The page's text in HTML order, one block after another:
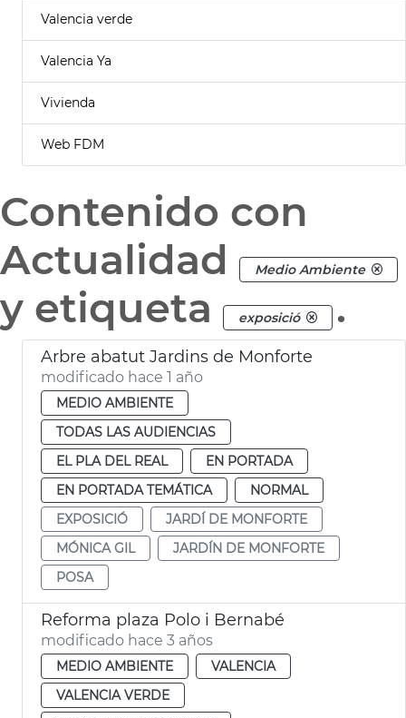
Valencia verde
Valencia Ya
Vivienda
Web FDM
Contenido con
Actualidad
Medio Ambiente
y etiqueta exposició .
Arbre abatut Jardins de Monforte
modificado hace 1 año
MEDIO AMBIENTE
TODAS LAS AUDIENCIAS
EL PLA DEL REAL
EN PORTADA
EN PORTADA TEMÁTICA
NORMAL
EXPOSICIÓ
JARDÍ DE MONFORTE
MÓNICA GIL
JARDÍN DE MONFORTE
POSA
Reforma plaza Polo i Bernabé
modificado hace 3 años
MEDIO AMBIENTE
VALENCIA
VALENCIA VERDE